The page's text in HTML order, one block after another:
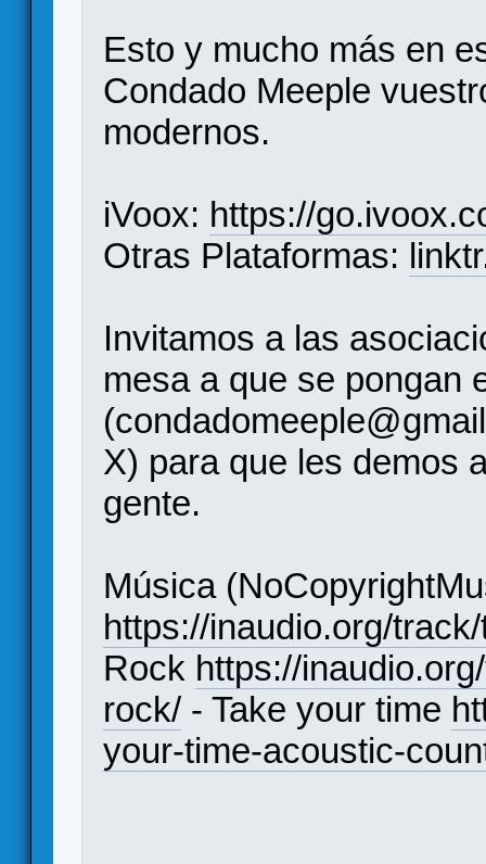
Esto y mucho más en
Condado Meeple
modernos.
iVoox: https://
Otras Plataformas:
Invitamos a las
mesa a que se pongan
X) para que les demos
gente.
Música
https://inaudio.org/
Rock https://
rock/ - Take your time
your-time-acoustic-